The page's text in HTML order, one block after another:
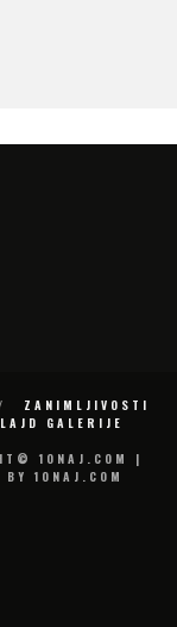
ZANIMLJIVOSTI
GALERIJE
10NAJ.COM |
10NAJ.COM